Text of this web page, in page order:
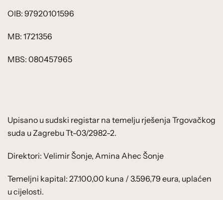
OIB: 97920101596
MB: 1721356
MBS: 080457965
Upisano u sudski registar na temelju rješenja Trgovačkog
suda u Zagrebu Tt-03/2982-2.
Direktori: Velimir Šonje, Amina Ahec Šonje
Temeljni kapital: 27.100,00 kuna / 3.596,79 eura, uplaćen
u cijelosti.